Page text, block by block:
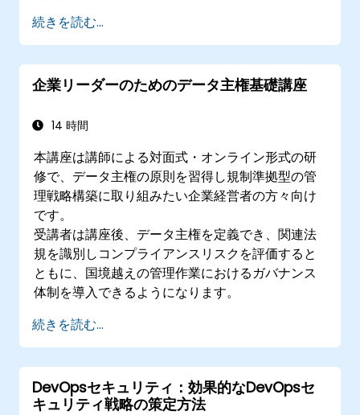
続きを読む...
企業リーダーのためのデータ主権基礎講座
14 時間
本講座は講師による対面式・オンライン形式の研
修で、データ主権の原則を習得し規制準拠型の管
理戦略構築に取り組みたい企業経営者の方々向け
です。
受講者は講座後、データ主権を定義でき、関連法
規を識別しコンプライアンスリスクを評価すると
ともに、国境越えの管理作業におけるガバナンス
体制を導入できるようになります。
続きを読む...
DevOpsセキュリティ：効果的なDevOpsセ
キュリティ戦略の策定方法